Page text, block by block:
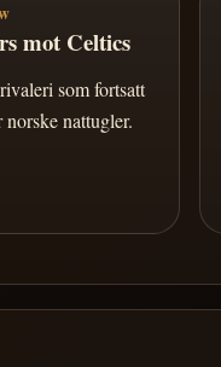
mot Celtics
som fortsatt
norske nattugler.